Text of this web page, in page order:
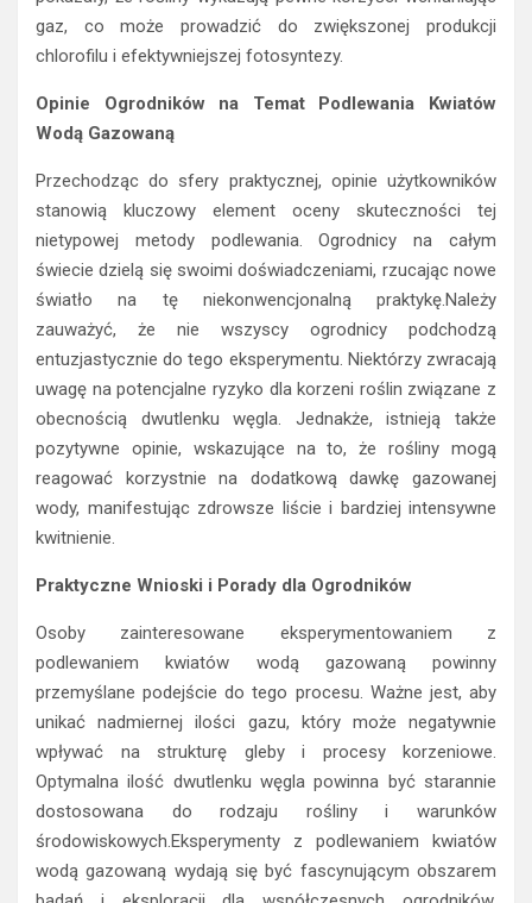
Opinie Ogrodników na Temat Podlewania Kwiatów
Wodą Gazowaną
Przechodząc do sfery praktycznej, opinie użytkowników
stanowią kluczowy element oceny skuteczności tej
nietypowej metody podlewania. Ogrodnicy na całym
świecie dzielą się swoimi doświadczeniami, rzucając nowe
światło na tę niekonwencjonalną praktykę.Należy
zauważyć, że nie wszyscy ogrodnicy podchodzą
entuzjastycznie do tego eksperymentu. Niektórzy zwracają
uwagę na potencjalne ryzyko dla korzeni roślin związane z
obecnością dwutlenku węgla. Jednakże, istnieją także
pozytywne opinie, wskazujące na to, że rośliny mogą
reagować korzystnie na dodatkową dawkę gazowanej
wody, manifestując zdrowsze liście i bardziej intensywne
kwitnienie.
Praktyczne Wnioski i Porady dla Ogrodników
podlewaniem kwiatów wodą gazowaną powinny
przemyślane podejście do tego procesu. Ważne jest, aby
unikać nadmiernej ilości gazu, który może negatywnie
wpływać na strukturę gleby i procesy korzeniowe.
Optymalna ilość dwutlenku węgla powinna być starannie
dostosowana do rodzaju rośliny i warunków
środowiskowych.Eksperymenty z podlewaniem kwiatów
wodą gazowaną wydają się być fascynującym obszarem
badań i eksploracji dla współczesnych ogrodników.
Pomimo różnic zdań na temat skuteczności tej praktyki,
jedno jest pewne: innowacyjne podejście do podlewania